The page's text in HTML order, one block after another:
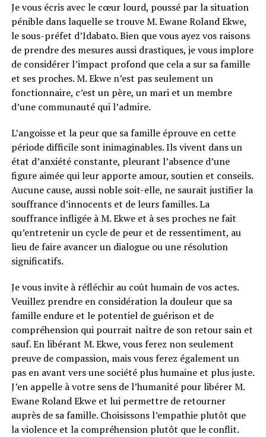
Je vous écris avec le cœur lourd, poussé par la situation
pénible dans laquelle se trouve M. Ewane Roland Ekwe,
le sous-préfet d’Idabato. Bien que vous ayez vos raisons
de prendre des mesures aussi drastiques, je vous implore
de considérer l’impact profond que cela a sur sa famille
et ses proches. M. Ekwe n’est pas seulement un
fonctionnaire, c’est un père, un mari et un membre
d’une communauté qui l’admire.
L’angoisse et la peur que sa famille éprouve en cette
période difficile sont inimaginables. Ils vivent dans un
état d’anxiété constante, pleurant l’absence d’une
figure aimée qui leur apporte amour, soutien et conseils.
Aucune cause, aussi noble soit-elle, ne saurait justifier la
souffrance d’innocents et de leurs familles. La
souffrance infligée à M. Ekwe et à ses proches ne fait
qu’entretenir un cycle de peur et de ressentiment, au
lieu de faire avancer un dialogue ou une résolution
significatifs.
Je vous invite à réfléchir au coût humain de vos actes.
Veuillez prendre en considération la douleur que sa
famille endure et le potentiel de guérison et de
compréhension qui pourrait naître de son retour sain et
sauf. En libérant M. Ekwe, vous ferez non seulement
preuve de compassion, mais vous ferez également un
pas en avant vers une société plus humaine et plus juste.
J’en appelle à votre sens de l’humanité pour libérer M.
Ewane Roland Ekwe et lui permettre de retourner
auprès de sa famille. Choisissons l’empathie plutôt que
la violence et la compréhension plutôt que le conflit.